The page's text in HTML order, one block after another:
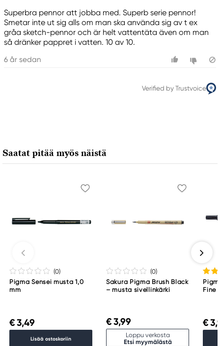
Superbra pennor att jobba med. Superb serie pennor!
Smetar inte ut sig alls om man ska använda sig av t ex
gråa sketch-pennor och är helt vattentäta även om man
så dränker pappret i vatten. 10 av 10.
6 år sedan
Verified by Trustvoice
Saatat pitää myös näistä
(0)
Pigma Sensei musta 1,0
mm
€ 3,49
Lisää ostoskoriin
(0)
Sakura Pigma Brush Black
– musta sivellinkärki
€ 3,99
Loppu verkosta
Etsi myymälästä
Fine
€